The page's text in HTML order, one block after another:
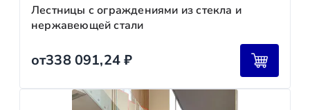
Лестницы с ограждениями из стекла и
нержавеющей стали
от338 091,24₽